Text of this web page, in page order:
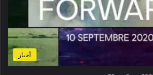
أخبار